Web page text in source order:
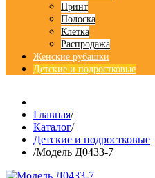
Принт
Полоска
Клетка
Распродажа
Женские рубашки
Детские и подростковые
Главная/
Каталог/
Детские и подростковые
/Модель Д0433-7